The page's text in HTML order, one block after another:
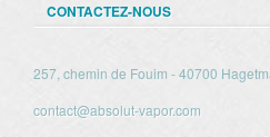
CONTACTEZ-NOUS
257, chemin de Fouim - 40700
contact@absolut-vapor.com